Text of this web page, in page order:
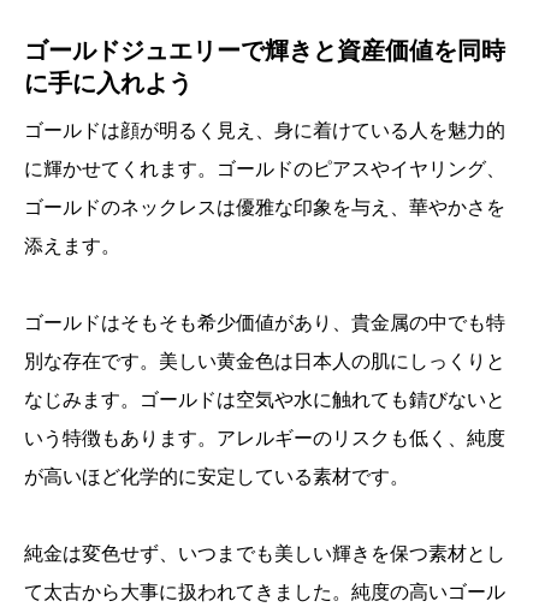
ゴールドジュエリーで輝きと資産価値を同時
に手に入れよう
ゴールドは顔が明るく見え、身に着けている人を魅力的
に輝かせてくれます。ゴールドのピアスやイヤリング、
ゴールドのネックレスは優雅な印象を与え、華やかさを
添えます。
ゴールドはそもそも希少価値があり、貴金属の中でも特
別な存在です。美しい黄金色は日本人の肌にしっくりと
なじみます。ゴールドは空気や水に触れても錆びないと
いう特徴もあります。アレルギーのリスクも低く、純度
が高いほど化学的に安定している素材です。
純金は変色せず、いつまでも美しい輝きを保つ素材とし
て太古から大事に扱われてきました。純度の高いゴール